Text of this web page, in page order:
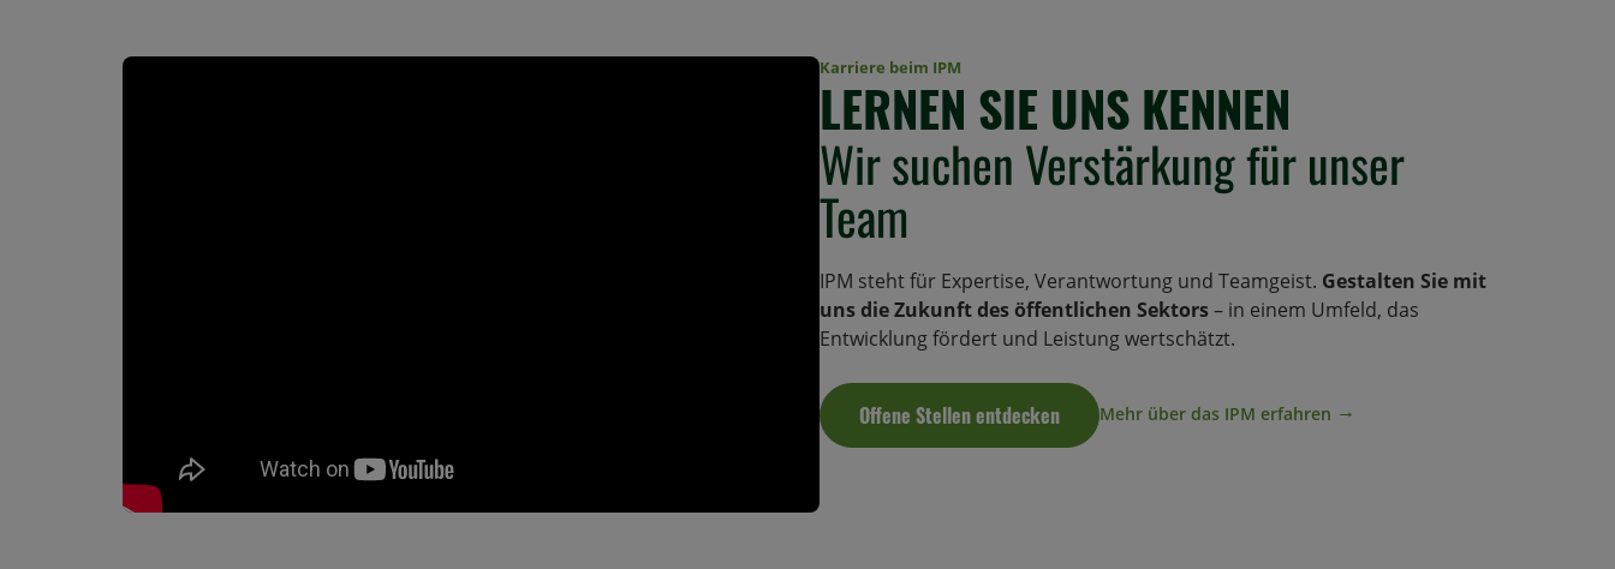
Karriere beim IPM
LERNEN SIE UNS KENNEN
Wir suchen Verstärkung für unser
Team
IPM steht für Expertise, Verantwortung und Teamgeist. Gestalten Sie mit
uns die Zukunft des öffentlichen Sektors– in einem Umfeld, das
Entwicklung fördert und Leistung wertschätzt.
Offene Stellen entdecken Mehr über das IPM erfahren